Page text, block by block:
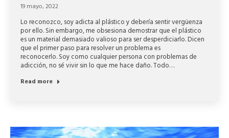
19 mayo, 2022
Lo reconozco, soy adicta al plástico y debería sentir vergüenza
por ello. Sin embargo, me obsesiona demostrar que el plástico
es un material demasiado valioso para ser desperdiciarlo. Dicen
que el primer paso para resolver un problema es
reconocerlo. Soy como cualquier persona con problemas de
adicción, no sé vivir sin lo que me hace daño. Todo…
Read more